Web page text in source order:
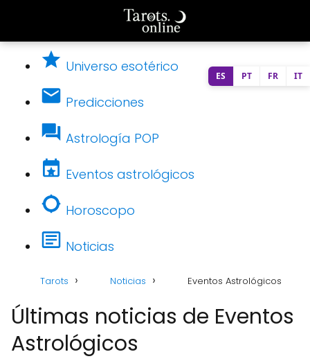
Universo esotérico
Predicciones
Astrología POP
Eventos astrológicos
Horoscopo
Noticias
Tarots Noticias Eventos Astrológicos
Últimas noticias de Eventos
Astrológicos
ES PT FR IT